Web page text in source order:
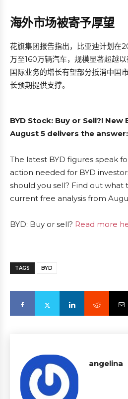
海外市场被寄予厚望
花旗集团报告指出，比亚迪计划在
万至160万辆汽车，规模显著超越以
国际业务的增长有望部分抵消中国
长预期提供支撑。
BYD Stock: Buy or Sell?! New
August 5 delivers the answer:
The latest BYD figures speak
action needed for BYD
should you sell? Find out what
current free analysis from
BYD: Buy or sell? Read more
TAGS BYD
angelina